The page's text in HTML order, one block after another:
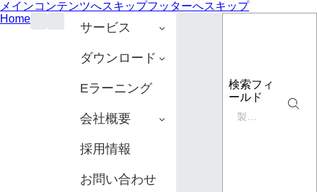
メインコンテンツへスキップフッターへスキップ
Home
サービス
ダウンロード
Eラーニング
会社概要
採用情報
お問い合わせ
検索フィ
ールド